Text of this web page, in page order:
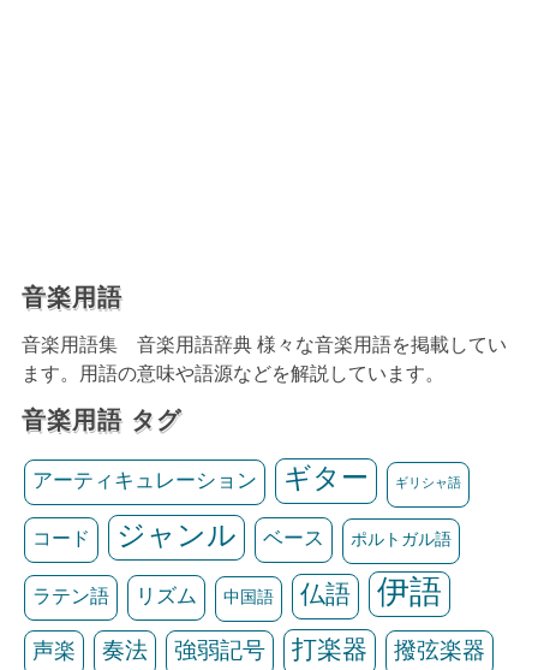
音楽用語
音楽用語集 音楽用語辞典 様々な音楽用語を掲載してい
ます。用語の意味や語源などを解説しています。
音楽用語 タグ
アーティキュレーション ギター ギリシャ語
コード ジャンル ベース ポルトガル語
ラテン語 リズム 中国語 仏語 伊語
声楽 奏法 強弱記号 打楽器 撥弦楽器